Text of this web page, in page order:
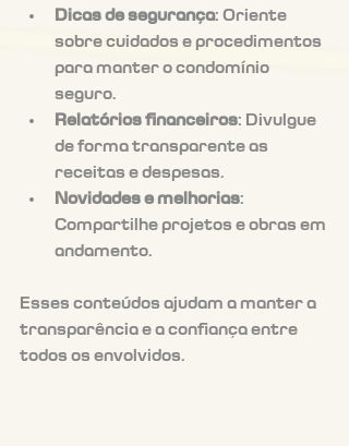
Dicas de segurança: Oriente
sobre cuidados e procedimentos
para manter o condomínio
seguro.
Relatórios financeiros: Divulgue
de forma transparente as
receitas e despesas.
Novidades e melhorias:
Compartilhe projetos e obras em
andamento.
Esses conteúdos ajudam a manter a
transparência e a confiança entre
todos os envolvidos.